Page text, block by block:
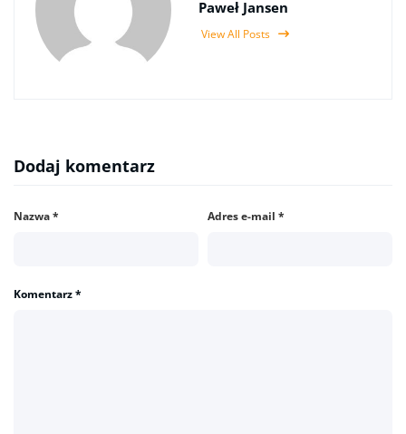
Paweł Jansen
View All Posts
Dodaj komentarz
Nazwa* Adres e-mail *
Komentarz*